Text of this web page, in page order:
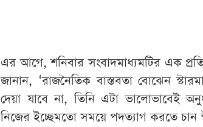
এর আগে, শনিবার সংবাদমাধ্যমটির এক
জানান, ‘রাজনৈতিক বাস্তবতা বোঝেন
দেয়া যাবে না, তিনি এটা ভালোভাবেই
নিজের ইচ্ছেমতো সময়ে পদত্যাগ করতে চান